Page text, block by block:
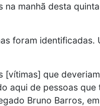
na manhã desta
foram identificadas.
[vítimas] que deveriam
aqui de pessoas que
Bruno Barros, em